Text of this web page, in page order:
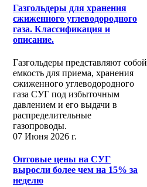
Газгольдеры для хранения
сжиженного углеводородного
газа. Классификация и
описание.
Газгольдеры представляют собой
емкость для приема, хранения
сжиженного углеводородного
газа СУГ под избыточным
давлением и его выдачи в
распределительные
газопроводы.
07 Июня 2026 г.
Оптовые цены на СУГ
выросли более чем на 15% за
неделю